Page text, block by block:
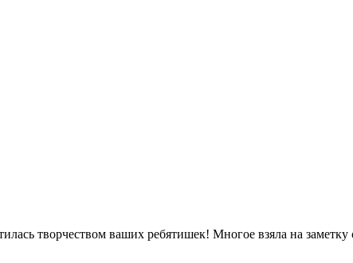
творчеством ваших ребятишек! Многое взяла на